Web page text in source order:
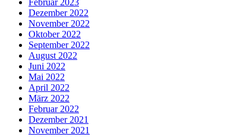
Dezember 2022
November 2022
Oktober 2022
September 2022
August 2022
Juni 2022
Mai 2022
April 2022
März 2022
Februar 2022
Dezember 2021
November 2021